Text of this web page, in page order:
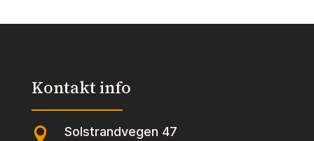
Kontakt info
 Solstrandvegen 47